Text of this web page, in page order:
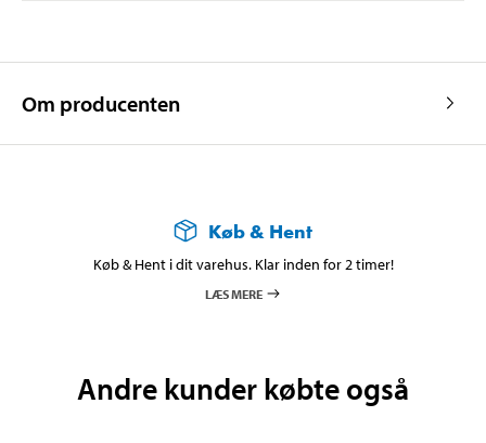
Om producenten
Køb & Hent
Køb & Hent i dit varehus. Klar inden for 2 timer!
LÆS MERE
Andre kunder købte også